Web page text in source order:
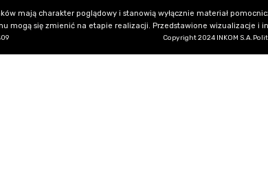
mają charakter poglądowy i stanowią wyłącznie materiał
mogą się zmienić na etapie realizacji. Przedstawione wizualizacje
Copyright 2024 INKOM S.A.